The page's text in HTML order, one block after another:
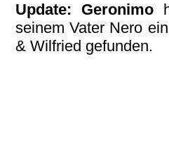
Update: Geronimo
seinem Vater Nero
& Wilfried gefunden.